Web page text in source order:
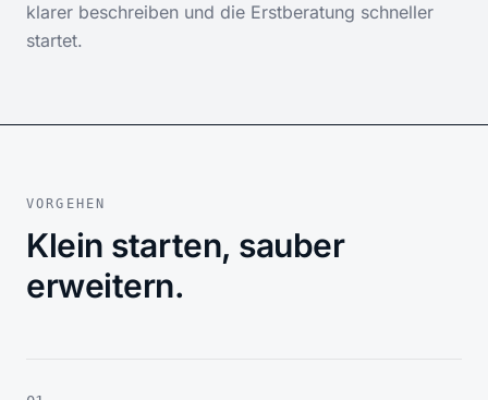
klarer beschreiben und die Erstberatung schneller
startet.
VORGEHEN
Klein starten, sauber
erweitern.